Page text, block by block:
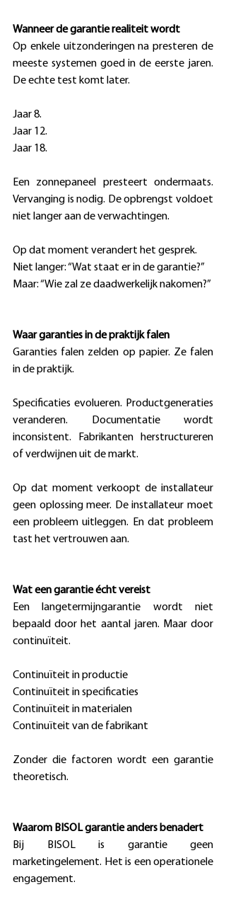
Wanneer de garantie realiteit wordt
Op enkele uitzonderingen na presteren de
meeste systemen goed in de eerste jaren.
De echte test komt later.
Jaar 8.
Jaar 12.
Jaar 18.
Een zonnepaneel presteert ondermaats.
Vervanging is nodig. De opbrengst voldoet
niet langer aan de verwachtingen.
Op dat moment verandert het gesprek.
Niet langer: “Wat staat er in de garantie?”
Maar: “Wie zal ze daadwerkelijk nakomen?”
Waar garanties in de praktijk falen
Garanties falen zelden op papier. Ze falen
in de praktijk.
Specificaties evolueren. Productgeneraties
veranderen. Documentatie wordt
inconsistent. Fabrikanten herstructureren
of verdwijnen uit de markt.
Op dat moment verkoopt de installateur
geen oplossing meer. De installateur moet
een probleem uitleggen. En dat probleem
tast het vertrouwen aan.
Wat een garantie écht vereist
Een langetermijngarantie wordt niet
bepaald door het aantal jaren. Maar door
continuïteit.
Continuïteit in productie
Continuïteit in specificaties
Continuïteit in materialen
Continuïteit van de fabrikant
Zonder die factoren wordt een garantie
theoretisch.
Waarom BISOL garantie anders benadert
Bij BISOL is garantie geen
marketingelement. Het is een operationele
engagement.